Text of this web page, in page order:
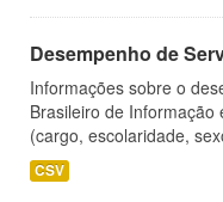
Desempenho de
Informações sobre o
Brasileiro de Informação
(cargo, escolaridade,
CSV